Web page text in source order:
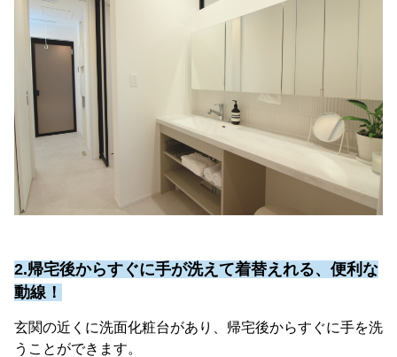
2.帰宅後からすぐに手が洗えて着替えれる、便利な
動線！
玄関の近くに洗面化粧台があり、帰宅後からすぐに手を洗
うことができます。